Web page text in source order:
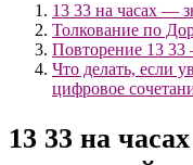
13 33 на часах ―
Толкование по
Повторение 13
Что делать, если
цифровое
13 33 на